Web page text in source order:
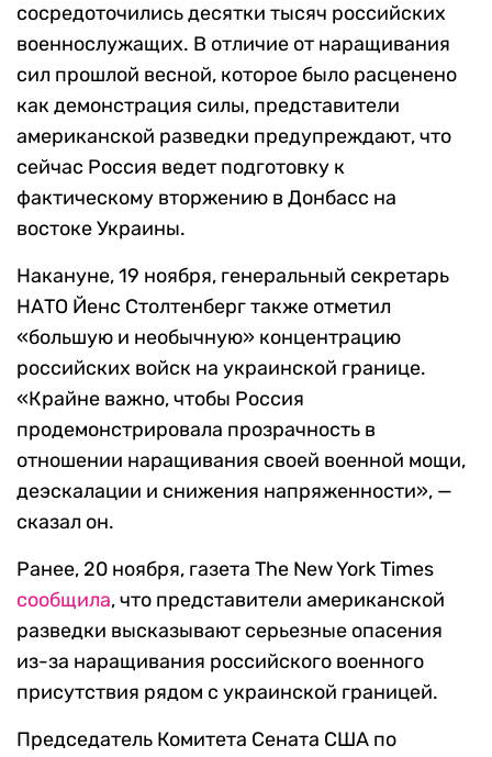
сосредоточились десятки тысяч российских
военнослужащих. В отличие от наращивания
сил прошлой весной, которое было расценено
как демонстрация силы, представители
американской разведки предупреждают, что
сейчас Россия ведет подготовку к
фактическому вторжению в Донбасс на
востоке Украины.
Накануне, 19 ноября, генеральный секретарь
НАТО Йенс Столтенберг также отметил
«большую и необычную» концентрацию
российских войск на украинской границе.
«Крайне важно, чтобы Россия
продемонстрировала прозрачность в
отношении наращивания своей военной мощи,
деэскалации и снижения напряженности», —
сказал он.
Ранее, 20 ноября, газета The New York Times
сообщила, что представители американской
разведки высказывают серьезные опасения
из-за наращивания российского военного
присутствия рядом с украинской границей.
Председатель Комитета Сената США по